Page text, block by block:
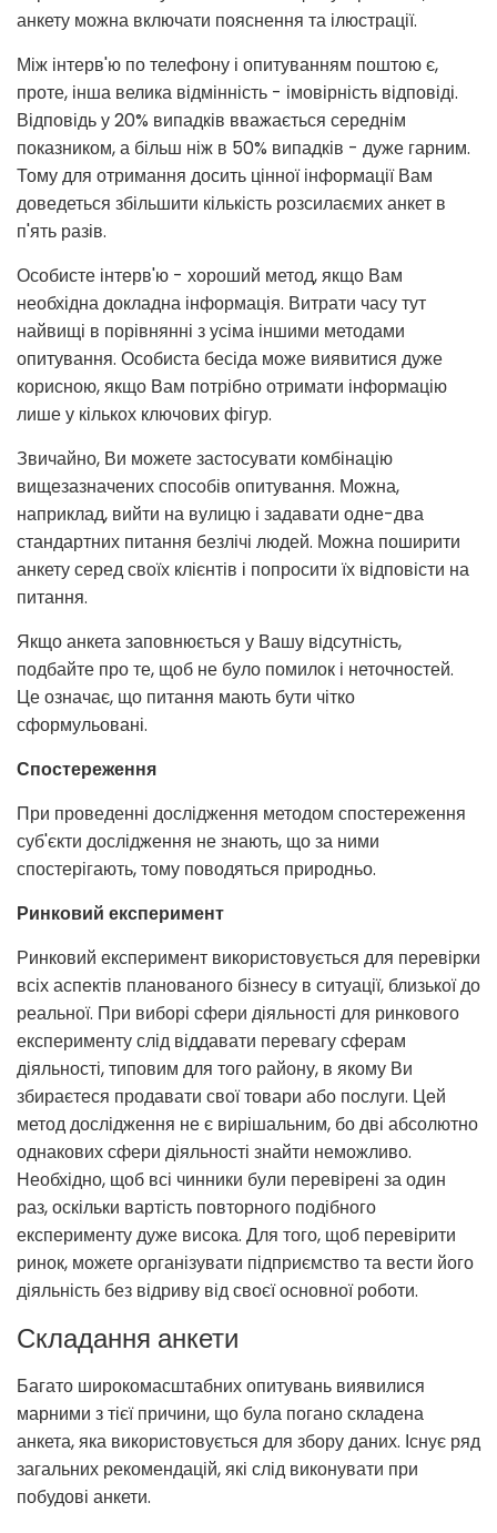
анкету можна включати пояснення та ілюстрації.
Між інтерв'ю по телефону і опитуванням поштою є,
проте, інша велика відмінність - імовірність відповіді.
Відповідь у 20% випадків вважається середнім
показником, а більш ніж в 50% випадків - дуже гарним.
Тому для отримання досить цінної інформації Вам
доведеться збільшити кількість розсилаємих анкет в
п'ять разів.
Особисте інтерв'ю - хороший метод, якщо Вам
необхідна докладна інформація. Витрати часу тут
найвищі в порівнянні з усіма іншими методами
опитування. Особиста бесіда може виявитися дуже
корисною, якщо Вам потрібно отримати інформацію
лише у кількох ключових фігур.
Звичайно, Ви можете застосувати комбінацію
вищезазначених способів опитування. Можна,
наприклад, вийти на вулицю і задавати одне-два
стандартних питання безлічі людей. Можна поширити
анкету серед своїх клієнтів і попросити їх відповісти на
питання.
Якщо анкета заповнюється у Вашу відсутність,
подбайте про те, щоб не було помилок і неточностей.
Це означає, що питання мають бути чітко
сформульовані.
Спостереження
При проведенні дослідження методом спостереження
суб'єкти дослідження не знають, що за ними
спостерігають, тому поводяться природньо.
Ринковий експеримент
Ринковий експеримент використовується для перевірки
всіх аспектів планованого бізнесу в ситуації, близької до
реальної. При виборі сфери діяльності для ринкового
експерименту слід віддавати перевагу сферам
діяльності, типовим для того району, в якому Ви
збираєтеся продавати свої товари або послуги. Цей
метод дослідження не є вирішальним, бо дві абсолютно
однакових сфери діяльності знайти неможливо.
Необхідно, щоб всі чинники були перевірені за один
раз, оскільки вартість повторного подібного
експерименту дуже висока. Для того, щоб перевірити
ринок, можете організувати підприємство та вести його
діяльність без відриву від своєї основної роботи.
Складання анкети
Багато широкомасштабних опитувань виявилися
марними з тієї причини, що була погано складена
анкета, яка використовується для збору даних. Існує ряд
загальних рекомендацій, які слід виконувати при
побудові анкети.